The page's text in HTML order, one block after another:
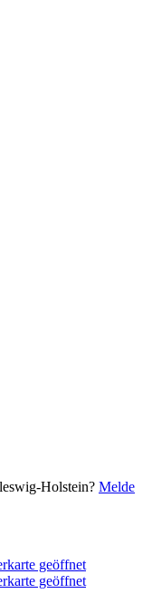
Holstein? Melde
geöffnet
geöffnet